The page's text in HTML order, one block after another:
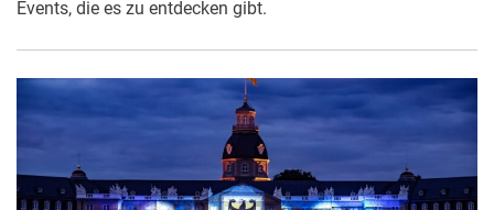
Events, die es zu entdecken gibt.